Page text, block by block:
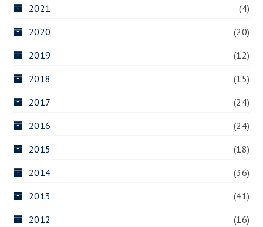
2021
(4)
2020
(20)
2019
(12)
2018
(15)
2017
(24)
2016
(24)
2015
(18)
2014
(36)
2013
(41)
2012
(16)